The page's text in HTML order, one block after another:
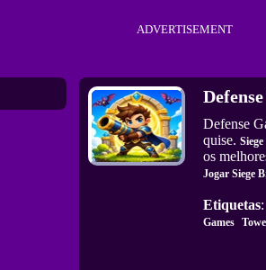
ADVERTISEMENT
Defense
quise.
os
Jogar Siege
Etiquetas:
Games